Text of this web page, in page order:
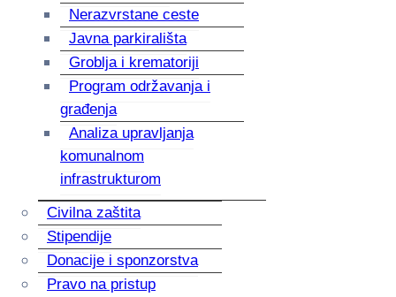
Nerazvrstane ceste
Javna parkirališta
Groblja i krematoriji
Program održavanja i
građenja
Analiza upravljanja
komunalnom
infrastrukturom
Civilna zaštita
Stipendije
Donacije i sponzorstva
Pravo na pristup